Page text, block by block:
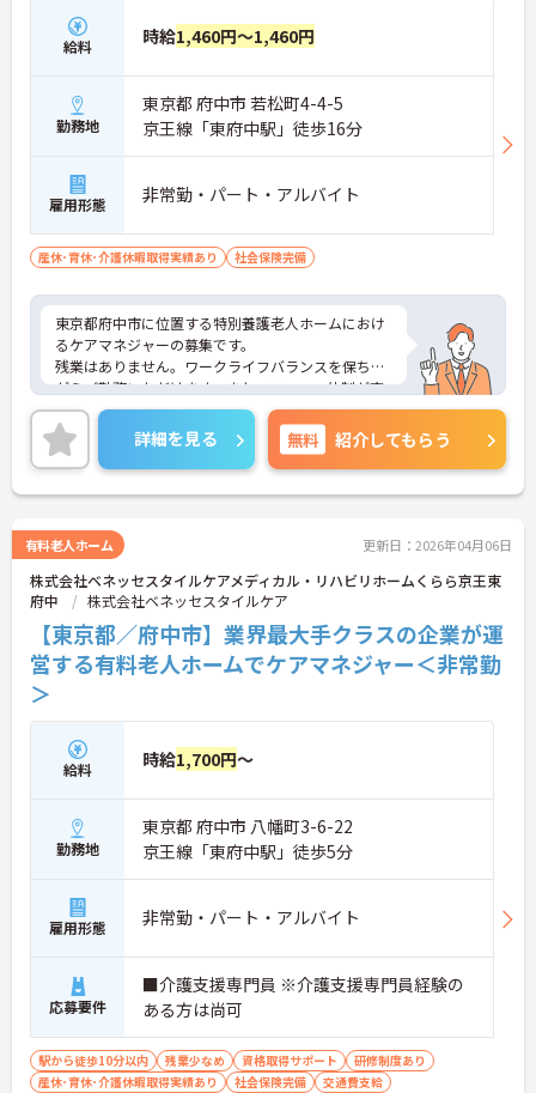
フレックスタイム制を採用しており、ご自身のペー
スで訪問予定を組むことが可能です
・ご自宅からの直行訪問を交えて日々の移動負担を
軽減できることで、体力的なゆとりを持ちながら業
務に取り組めます
【充実した支援制度を活用して、上位資格へのステ
ップアップが期待できます】
・働きながら主任介護支援専門員を目指せる資格取
専門性を高めていける体制があります
・上位資格の取得後は月1万円の資格手当が支給さ
の努力がしっかりと給与に還元されます
【大手グループの充実した福利厚生のもと、将来に
わたり長く働き続けられます】
・未就学児お一人につき月1万円の保育手当や育
児・介護向けの時短勤務制度が整っており、ご家庭
との両立を強力にサポートする環境です
・医療費や市販薬の補助が受けられる共済会制度に
で、長期的な安心感を持ってご活躍いただけます
給料 時給1,460円～1,460円
勤務地
東京都 府中市 若松町4-4-5
京王線「東府中駅」徒歩16分
雇用形態 非常勤・パート・アルバイト
産休･育休･介護休暇取得実績あり 社会保険完備
東京都府中市に位置する特別養護老人ホームにおけ
るケアマネジャーの募集です。
残業はありません。ワークライフバランスを保ちな
がらご勤務いただけます。また、フォロー体制が充
実しています。業務に不安がある方でも安心してご
勤務いただけます。
ご興味のある方には、面接対策ポイントなど、さら
に詳細をご案内しますのでお気軽にご相談くださ
い！
詳細を見る 無料 紹介してもらう
有料老人ホーム 更新日：2026年04月06日
株式会社ベネッセスタイルケアメディカル・リハビリホームくらら京王東
府中
株式会社ベネッセスタイルケア
【東京都／府中市】業界最大手クラスの企業が運
営する有料老人ホームでケアマネジャー＜非常勤
＞
給料 時給1,700円～
勤務地
東京都 府中市 八幡町3-6-22
京王線「東府中駅」徒歩5分
雇用形態 非常勤・パート・アルバイト
応募要件
■介護支援専門員 ※介護支援専門員経験の
ある方は尚可
駅から徒歩10分以内 残業少なめ 資格取得サポート
研修制度あり
産休･育休･介護休暇取得実績あり
社会保険完備 交通費支給